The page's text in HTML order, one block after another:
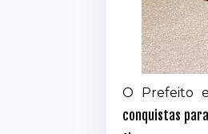
O Prefeito
conquistas